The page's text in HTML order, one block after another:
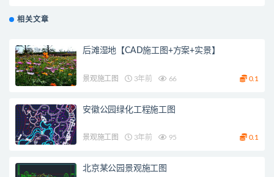
相关文章
后滩湿地【CAD施工图+方案+实景】
景观施工图 3年前 66 0.1
安徽公园绿化工程施工图
景观施工图 3年前 95 0.1
北京某公园景观施工图